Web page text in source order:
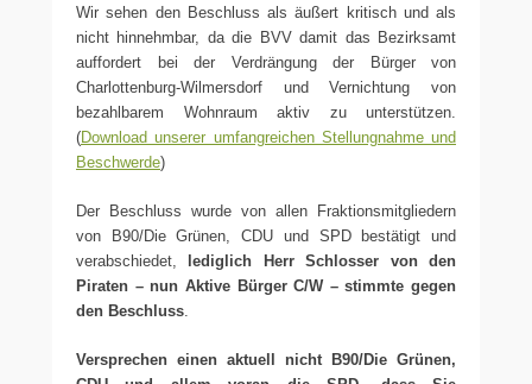
Wir sehen den Beschluss als äußert kritisch und als
nicht hinnehmbar, da die BVV damit das Bezirksamt
auffordert bei der Verdrängung der Bürger von
Charlottenburg-Wilmersdorf und Vernichtung von
bezahlbarem Wohnraum aktiv zu unterstützen.
(Download unserer umfangreichen Stellungnahme und
Beschwerde)
Der Beschluss wurde von allen Fraktionsmitgliedern
von B90/Die Grünen, CDU und SPD bestätigt und
verabschiedet,
lediglich Herr Schlosser von den
Piraten – nun Aktive Bürger C/W – stimmte gegen
den Beschluss.
Versprechen einen aktuell nicht B90/Die Grünen,